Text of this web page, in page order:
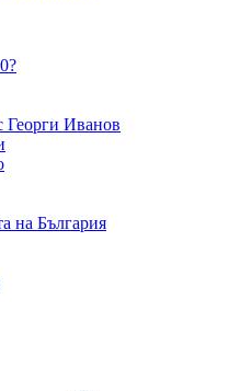
Георги Иванов
на България